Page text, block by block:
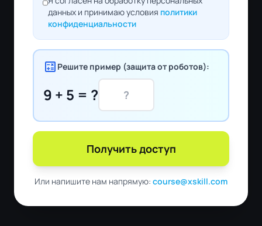
данных и принимаю условия политики
конфиденциальности
calculate Решите пример (защита от роботов):
9 + 5 = ?
Получить доступ
Или напишите нам напрямую: course@xskill.com